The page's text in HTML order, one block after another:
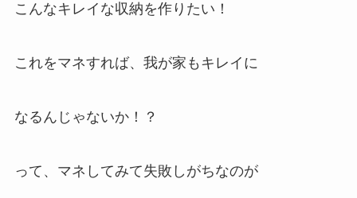
こんなキレイな収納を作りたい！
これをマネすれば、我が家もキレイに
なるんじゃないか！？
って、マネしてみて失敗しがちなのが